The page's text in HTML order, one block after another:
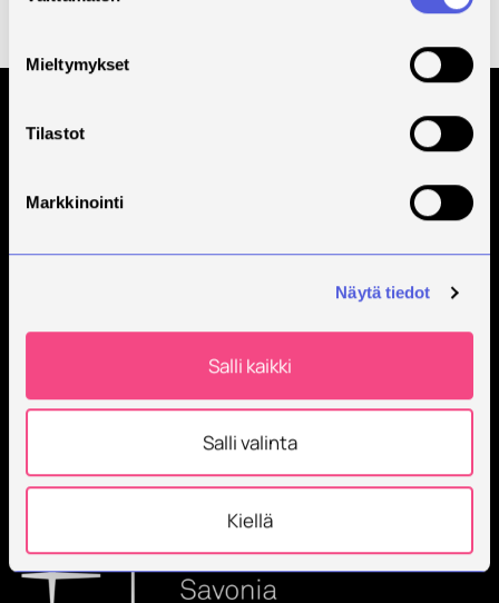
Mieltymykset
Tilastot
Markkinointi
Näytä tiedot
Salli kaikki
Salli valinta
Kiellä
Tilaa Savonian uutiskirje
Savonia on kansainvälinen työelämäläheinen
korkeakoulu, joka kouluttaa, tutkii, kehittää ja
Opiskelijoita + 9000
Työntekijöitä + 600